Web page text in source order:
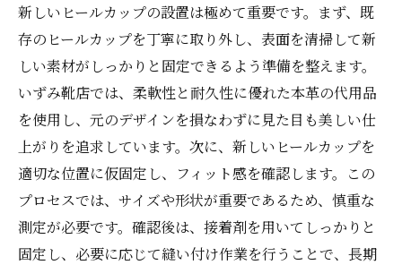
新しいヒールカップの設置は極めて重要です。まず、既
存のヒールカップを丁寧に取り外し、表面を清掃して新
しい素材がしっかりと固定できるよう準備を整えます。
いずみ靴店では、柔軟性と耐久性に優れた本革の代用品
を使用し、元のデザインを損なわずに見た目も美しい仕
上がりを追求しています。次に、新しいヒールカップを
適切な位置に仮固定し、フィット感を確認します。この
プロセスでは、サイズや形状が重要であるため、慎重な
測定が必要です。確認後は、接着剤を用いてしっかりと
固定し、必要に応じて縫い付け作業を行うことで、長期